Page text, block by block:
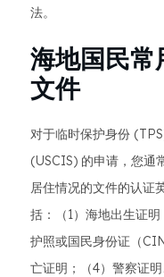
法。
海地国民常
文件
对于临时保护身份
(USCIS) 的申请，您通
居住情况的文件的认证
括：（1）海地出生证
护照或国民身份证（
亡证明；（4）警察证